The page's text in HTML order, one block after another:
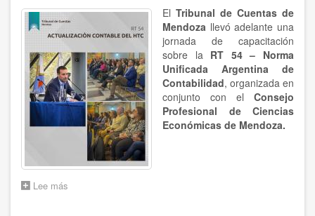
El Tribunal de Cuentas de
Mendoza llevó adelante una
jornada de capacitación
sobre la RT 54 – Norma
Unificada Argentina de
Contabilidad, organizada en
conjunto con el Consejo
Profesional de Ciencias
Económicas de Mendoza.
Lee más